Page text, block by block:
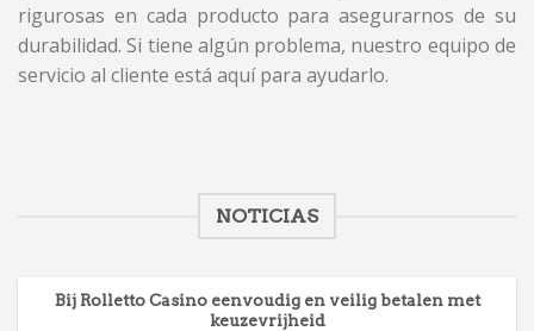
rigurosas en cada producto para asegurarnos de su
durabilidad. Si tiene algún problema, nuestro equipo de
servicio al cliente está aquí para ayudarlo.
NOTICIAS
Bij Rolletto Casino eenvoudig en veilig betalen met
keuzevrijheid